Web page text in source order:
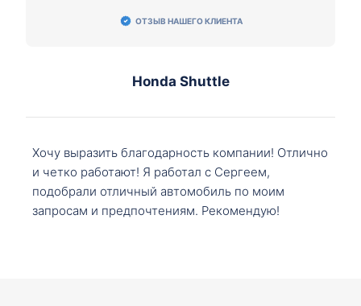
ОТЗЫВ НАШЕГО КЛИЕНТА
Honda Shuttle
Хочу выразить благодарность компании! Отлично
и четко работают! Я работал с Сергеем,
подобрали отличный автомобиль по моим
запросам и предпочтениям. Рекомендую!